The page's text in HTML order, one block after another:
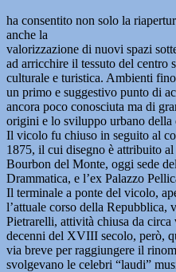
ha consentito non solo la
anche la
valorizzazione di nuovi spazi
ad arricchire il tessuto del centro
culturale e turistica. Ambienti
un primo e suggestivo punto di
ancora poco conosciuta ma di
origini e lo sviluppo urbano della
Il vicolo fu chiuso in seguito al
1875, il cui disegno è attribuito
Bourbon del Monte, oggi sede
Drammatica, e l’ex Palazzo
Il terminale a ponte del vicolo,
l’attuale corso della Repubblica,
Pietrarelli, attività chiusa da
decenni del XVIII secolo, però,
via breve per raggiungere il
svolgevano le celebri “laudi”